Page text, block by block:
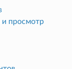
и просмотр